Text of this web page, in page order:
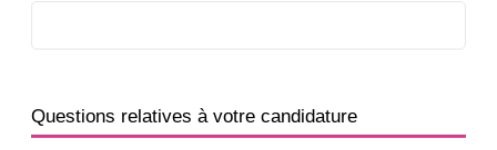
Questions relatives à votre candidature